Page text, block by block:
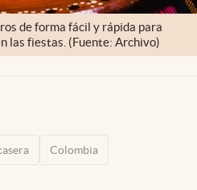
de forma fácil y rápida para
las fiestas. (Fuente: Archivo)
Colombia